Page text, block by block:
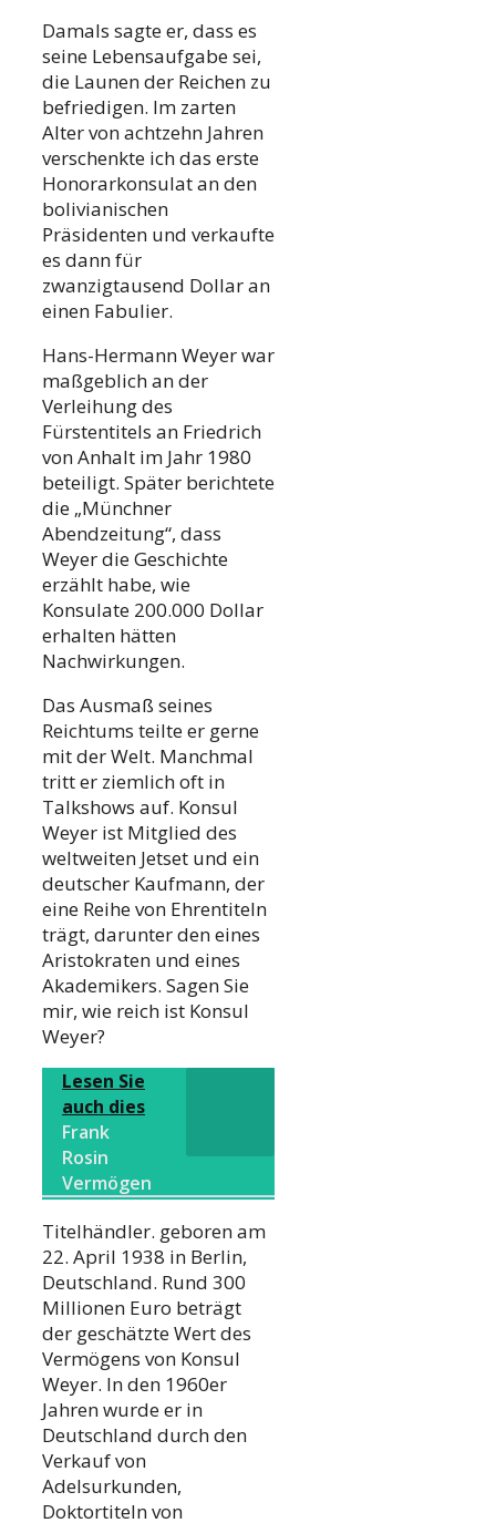
Damals sagte er, dass es
seine Lebensaufgabe sei,
die Launen der Reichen zu
befriedigen. Im zarten
Alter von achtzehn Jahren
verschenkte ich das erste
Honorarkonsulat an den
bolivianischen
Präsidenten und verkaufte
es dann für
zwanzigtausend Dollar an
einen Fabulier.
Hans-Hermann Weyer war
maßgeblich an der
Verleihung des
Fürstentitels an Friedrich
von Anhalt im Jahr 1980
beteiligt. Später berichtete
die „Münchner
Abendzeitung“, dass
Weyer die Geschichte
erzählt habe, wie
Konsulate 200.000 Dollar
erhalten hätten
Nachwirkungen.
Das Ausmaß seines
Reichtums teilte er gerne
mit der Welt. Manchmal
tritt er ziemlich oft in
Talkshows auf. Konsul
Weyer ist Mitglied des
weltweiten Jetset und ein
deutscher Kaufmann, der
eine Reihe von Ehrentiteln
trägt, darunter den eines
Aristokraten und eines
Akademikers. Sagen Sie
mir, wie reich ist Konsul
Weyer?
Lesen Sie
auch dies
Frank
Rosin
Vermögen
Titelhändler. geboren am
22. April 1938 in Berlin,
Deutschland. Rund 300
Millionen Euro beträgt
der geschätzte Wert des
Vermögens von Konsul
Weyer. In den 1960er
Jahren wurde er in
Deutschland durch den
Verkauf von
Adelsurkunden,
Doktortiteln von